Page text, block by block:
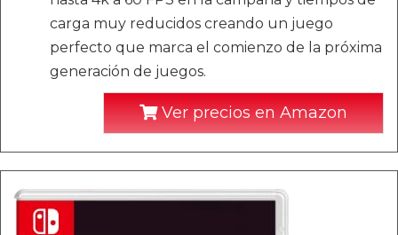
carga muy reducidos creando un juego
perfecto que marca el comienzo de la próxima
generación de juegos.
Ver precios en Amazon